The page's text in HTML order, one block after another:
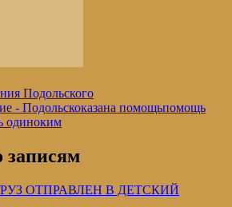
Подольского
- Подольскоказана помощьпомощь
одиноким
записям
ОТПРАВЛЕН В ДЕТСКИЙ